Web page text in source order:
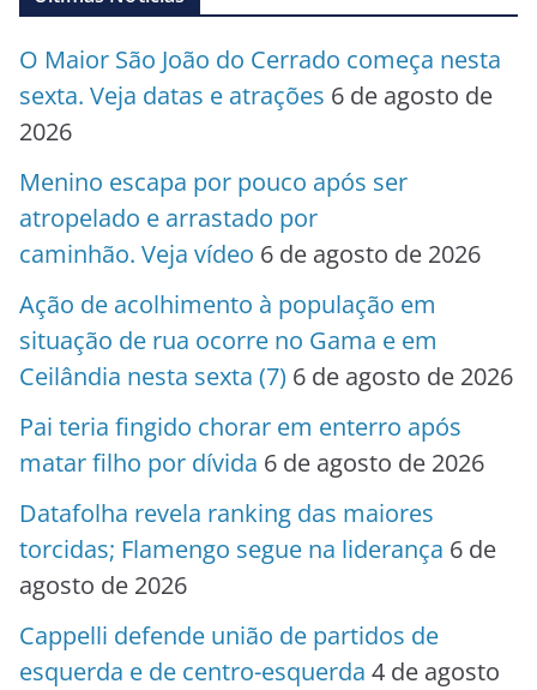
O Maior São João do Cerrado começa nesta
sexta. Veja datas e atrações 6 de agosto de
2026
Menino escapa por pouco após ser
atropelado e arrastado por
caminhão. Veja vídeo 6 de agosto de 2026
Ação de acolhimento à população em
situação de rua ocorre no Gama e em
Ceilândia nesta sexta (7) 6 de agosto de 2026
Pai teria fingido chorar em enterro após
matar filho por dívida 6 de agosto de 2026
Datafolha revela ranking das maiores
torcidas; Flamengo segue na liderança 6 de
agosto de 2026
Cappelli defende união de partidos de
esquerda e de centro-esquerda 4 de agosto